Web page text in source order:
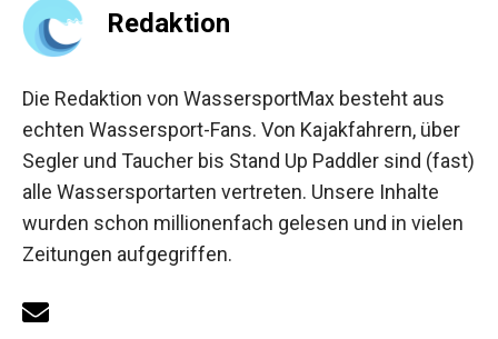
Redaktion
Die Redaktion von WassersportMax besteht aus
echten Wassersport-Fans. Von Kajakfahrern, über
Segler und Taucher bis Stand Up Paddler sind (fast)
alle Wassersportarten vertreten. Unsere Inhalte
wurden schon millionenfach gelesen und in vielen
Zeitungen aufgegriffen.